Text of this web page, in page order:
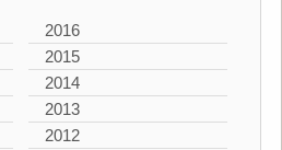
2016
2015
2014
2013
2012